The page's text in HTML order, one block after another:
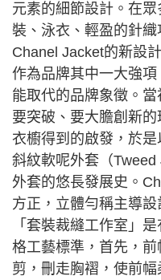
元素的細節設計。在
裝、泳衣、輕盈的針
Chanel Jacket的新設計
作為品牌其中一大強
能取代的品牌象徵。
要突破、要大膽創新
衣櫥得到的啟發，於
斜紋軟呢外套（
外套的悠長發展史。
方正，立體勻稱主導
「套裝裁縫工作室」
格工藝標準，首先，
剪，刪走胸褶，使前